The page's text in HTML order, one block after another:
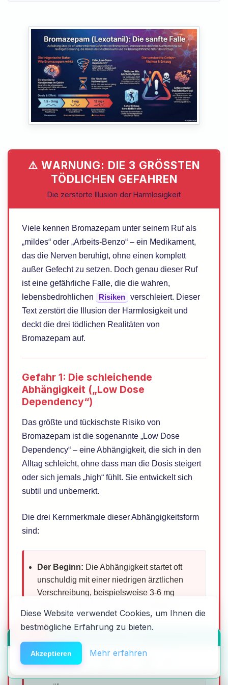
⚠️ WARNUNG: DIE 3 GRÖSSTEN T
ÖDLICHEN GEFAHREN
Die zerstörte Illusion der Harmlosigkeit
Viele kennen Bromazepam unter seinem Ruf als
„mildes“ oder „Arbeits-Benzo“ – ein Medikament,
das die Nerven beruhigt, ohne einen komplett
außer Gefecht zu setzen. Doch genau dieser Ruf
ist eine gefährliche Falle, die die wahren,
lebensbedrohlichen
Risiken verschleiert. Dieser
Text zerstört die Illusion der Harmlosigkeit und
deckt die drei tödlichen Realitäten von
Bromazepam auf.
Gefahr 1: Die schleichende
Abhängigkeit („Low Dose
Dependency“)
Das größte und tückischste Risiko von
Bromazepam ist die sogenannte „Low Dose
Dependency“ – eine Abhängigkeit, die sich in den
Alltag schleicht, ohne dass man die Dosis steigert
oder sich jemals „high“ fühlt. Sie entwickelt sich
subtil und unbemerkt.
Die drei Kernmerkmale dieser Abhängigkeitsform
sind:
Der Beginn: Die Abhängigkeit startet oft
unschuldig mit einer niedrigen ärztlichen
Verschreibung, beispielsweise 3-6 mg
funktionieren.
eigenen beruhigenden GABA-Rezeptoren
abzubauen (Downregulation), um sich an
die ständige Präsenz des Wirkstoffs zu
🆘Hilfe
Diese Website verwendet Cookies, um Ihnen die
bestmögliche Erfahrung zu bieten.
Akzeptieren Mehr erfahren